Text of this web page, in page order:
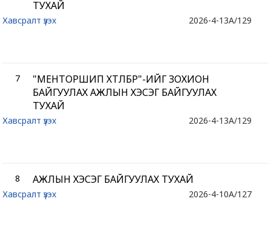
ТУХАЙ
2026-4-13A/129
Хавсралт үзэх
7
"МЕНТОРШИП ХӨТӨЛБӨР"-ИЙГ ЗОХИОН
БАЙГУУЛАХ АЖЛЫН ХЭСЭГ БАЙГУУЛАХ
ТУХАЙ
2026-4-13A/129
Хавсралт үзэх
8 АЖЛЫН ХЭСЭГ БАЙГУУЛАХ ТУХАЙ
2026-4-10A/127
Хавсралт үзэх